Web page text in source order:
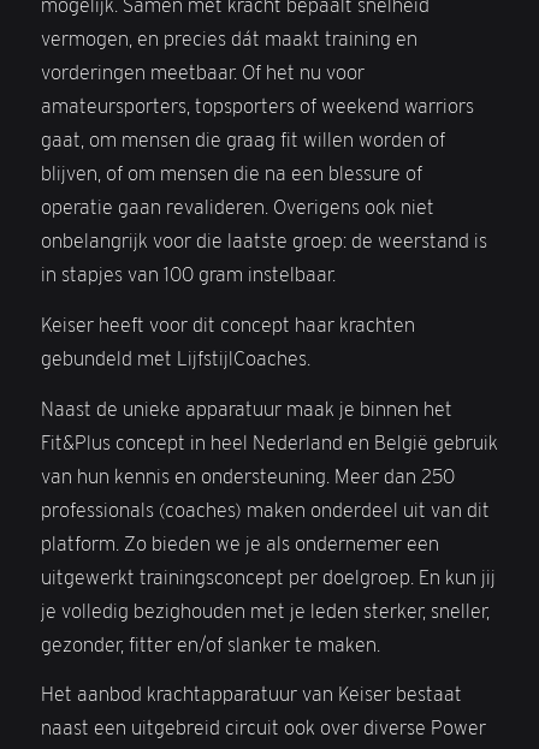
mogelijk. Samen met kracht bepaalt snelheid
vermogen, en precies dát maakt training en
vorderingen meetbaar. Of het nu voor
amateursporters, topsporters of weekend warriors
gaat, om mensen die graag fit willen worden of
blijven, of om mensen die na een blessure of
operatie gaan revalideren. Overigens ook niet
onbelangrijk voor die laatste groep: de weerstand is
in stapjes van 100 gram instelbaar.
Keiser heeft voor dit concept haar krachten
gebundeld met LijfstijlCoaches.
Naast de unieke apparatuur maak je binnen het
Fit&Plus concept in heel Nederland en België gebruik
van hun kennis en ondersteuning. Meer dan 250
professionals (coaches) maken onderdeel uit van dit
platform. Zo bieden we je als ondernemer een
uitgewerkt trainingsconcept per doelgroep. En kun jij
je volledig bezighouden met je leden sterker, sneller,
gezonder, fitter en/of slanker te maken.
Het aanbod krachtapparatuur van Keiser bestaat
naast een uitgebreid circuit ook over diverse Power